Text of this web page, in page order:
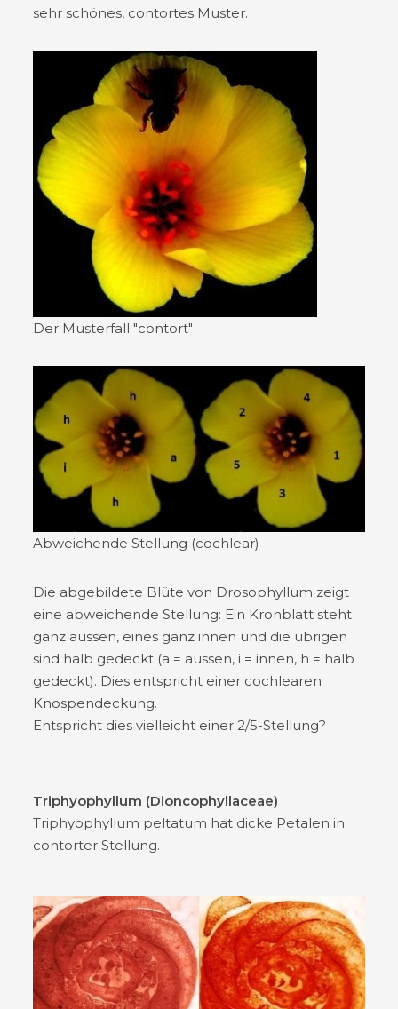
sehr schönes, contortes Muster.
Der Musterfall "contort"
Abweichende Stellung (cochlear)
Die abgebildete Blüte von Drosophyllum zeigt
eine abweichende Stellung: Ein Kronblatt steht
ganz aussen, eines ganz innen und die übrigen
sind halb gedeckt (a = aussen, i = innen, h = halb
gedeckt). Dies entspricht einer cochlearen
Knospendeckung.
Entspricht dies vielleicht einer 2/5-Stellung?
Triphyophyllum (Dioncophyllaceae)
Triphyophyllum peltatum hat dicke Petalen in
contorter Stellung.